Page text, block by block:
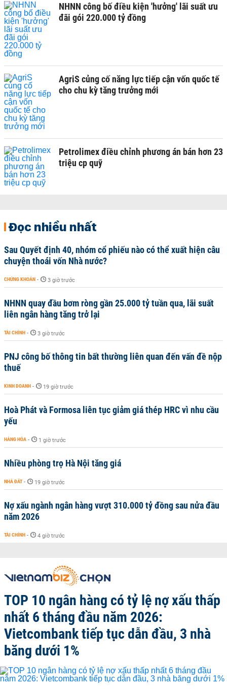
NHNN công bố điều kiện 'hưởng' lãi suất ưu
đãi gói 220.000 tỷ đồng
AgriS củng cố năng lực tiếp cận vốn quốc tế
cho chu kỳ tăng trưởng mới
Petrolimex điều chỉnh phương án bán hơn 23
triệu cp quỹ
Đọc nhiều nhất
Sau Quyết định 40, nhóm cổ phiếu nào có thể xuất hiện câu
chuyện thoái vốn Nhà nước?
CHỨNG KHOÁN - 3 giờ trước
NHNN quay đầu bơm ròng gần 25.000 tỷ tuần qua, lãi suất
liên ngân hàng tăng trở lại
TÀI CHÍNH - 3 giờ trước
PNJ công bố thông tin bất thường liên quan đến vấn đề nộp
thuế
KINH DOANH - 19 giờ trước
Hoà Phát và Formosa liên tục giảm giá thép HRC vì nhu cầu
yếu
HÀNG HÓA - 1 giờ trước
Nhiều phòng trọ Hà Nội tăng giá
NHÀ ĐẤT - 19 giờ trước
Nợ xấu ngành ngân hàng vượt 310.000 tỷ đồng sau nửa đầu
năm 2026
TÀI CHÍNH - 4 giờ trước
TOP 10 ngân hàng có tỷ lệ nợ xấu thấp
nhất 6 tháng đầu năm 2026:
Vietcombank tiếp tục dẫn đầu, 3 nhà
băng dưới 1%